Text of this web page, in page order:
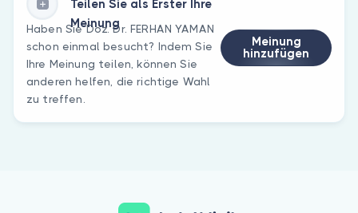
Teilen Sie als Erster Ihre
Meinung
Haben Sie Doz. Dr. FERHAN YAMAN
schon einmal besucht? Indem Sie
Ihre Meinung teilen, können Sie
anderen helfen, die richtige Wahl
zu treffen.
Meinung
hinzufügen